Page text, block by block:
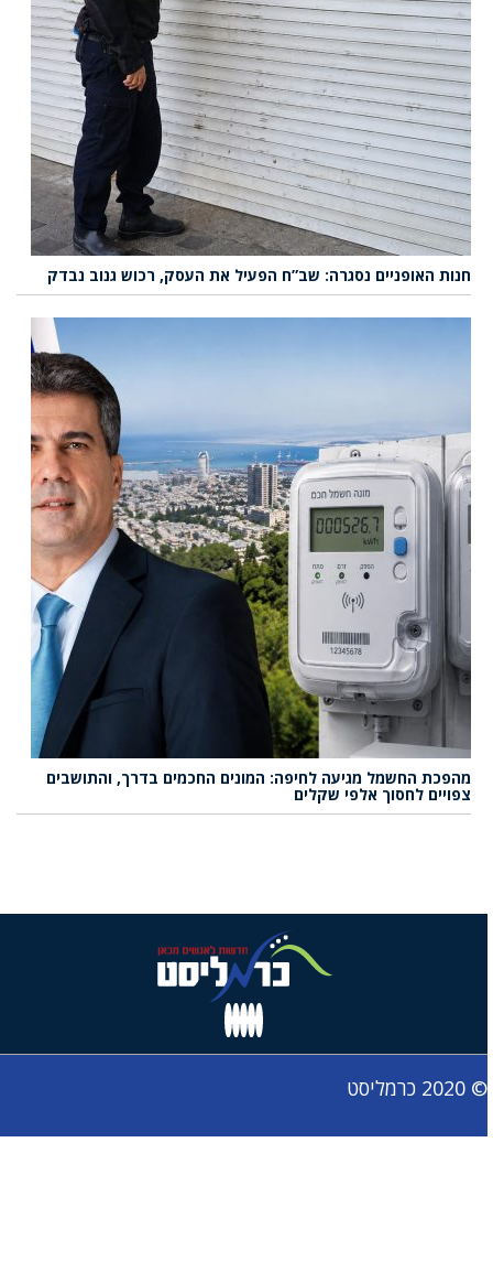
חנות האופניים נסגרה: שב”ח הפעיל את העסק, רכוש גנוב נבדק
מהפכת החשמל מגיעה לחיפה: המונים החכמים בדרך, והתושבים
צפויים לחסוך אלפי שקלים
© 2020 כרמליסט